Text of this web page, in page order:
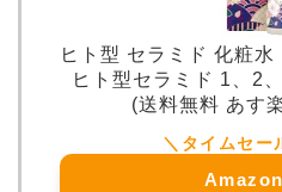
ヒト型 セラミド 化粧
ヒト型セラミド 1、2
(送料無料 あす